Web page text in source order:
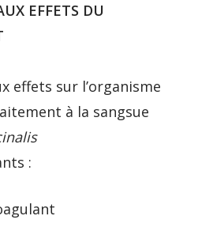
EFFETS DU
effets sur l’organisme
à la sangsue
: